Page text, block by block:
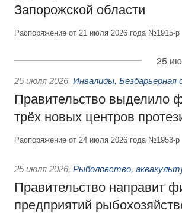
Запорожской области
Распоряжение от 21 июля 2026 года №1915-р
25
25 июля 2026, Инвалиды. Безбарьерная
Правительство выделило
трёх новых центров
Распоряжение от 24 июля 2026 года №1953-р
25 июля 2026, Рыболовство,
Правительство направит
предприятий